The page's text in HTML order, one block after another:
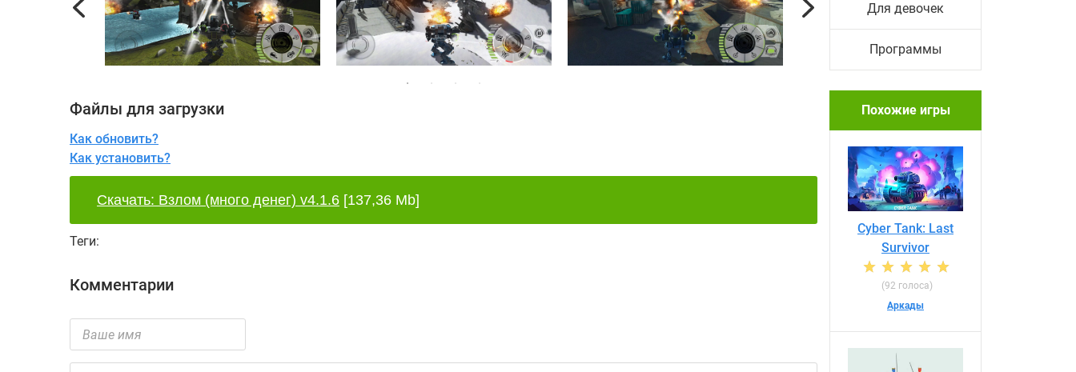
Previous Next
Файлы для загрузки
Как обновить?
Как установить?
Скачать: Взлом (много денег) v4.1.6 [137,36 Mb]
Теги:
Комментарии
Для девочек
Программы
Похожие игры
Cyber Tank: Last
Survivor
(92 голоса)
Аркады